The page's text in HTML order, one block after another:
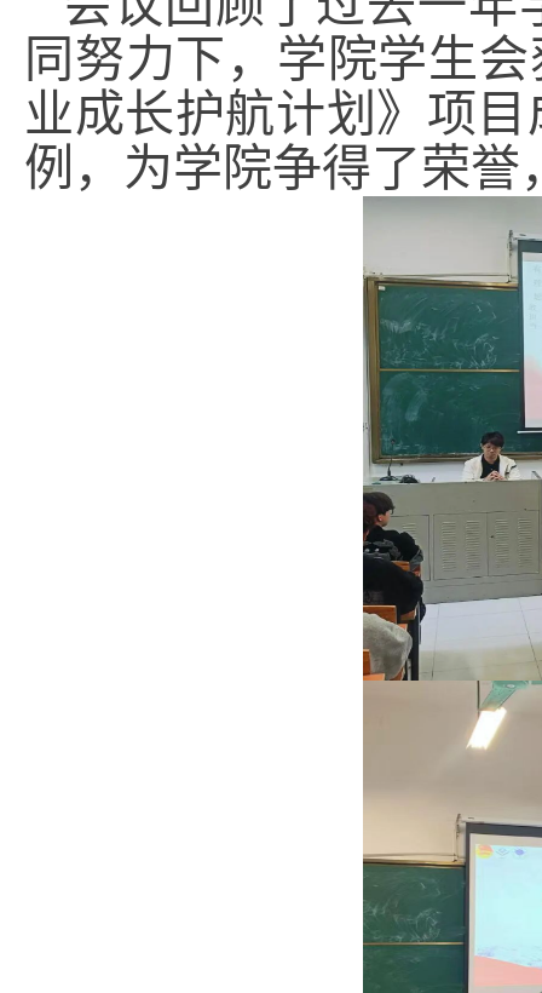
同努力下，学院学生
业成长护航计划》项
例，为学院争得了荣